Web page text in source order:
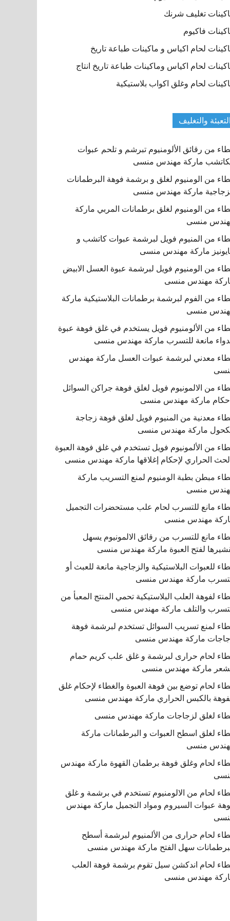
تغليف شرنك
فاكيوم
لحام اكياس و ماكينات طباعة تاريخ
لحام اكياس وماكينات طباعة تاريخ انتاج
لحام وغلق اكواب بلاستيكية
التعبئة والتغليف
من رقائق الألومنيوم تبرشم و تلحم عبوات
ماركة مهندس منسى
من الومنيوم لغلق و برشمة فوهة البرطمانات
ماركة مهندس منسى
من الومنيوم لغلق برطمانات المربي ماركة
منسى
من المنيوم فويل لبرشمة عبوات كاتشب و
ماركة مهندس منسى
من الومنيوم فويل لبرشمة عبوة العسل الابيض
مهندس منسى
من الفوم لبرشمة برطمانات البلاستيكية ماركة
منسى
من الألومنيوم فويل يستخدم في غلق فوهة عبوة
مانعة للتسرب ماركة مهندس منسى
معدني لبرشمة عبوات العسل ماركة مهندس
من الالمونيوم فويل لغلق فوهة جراكن السوائل
ماركة مهندس منسى
معدنية من المنيوم فويل لغلق فوهة زجاجة
ماركة مهندس منسى
من الألمونيوم فويل تستخدم في غلق فوهة العبوة
الحراري لإحكام إغلاقها ماركة مهندس منسى
مبطن بطبة الومنيوم لمنع التسريب ماركة
منسى
مانع للتسرب لحام علب مستحضرات التجميل
مهندس منسى
مانع للتسرب من رقائق الالمونيوم يسهل
لفتح العبوة ماركة مهندس منسى
للعبوات البلاستيكية والزجاجية مانعة للعبث أو
ماركة مهندس منسى
لفوهة العلب البلاستيكية تحمي المنتج المعبأ من
والتلف ماركة مهندس منسى
لمنع تسريب السوائل تستخدم لبرشمة فوهة
ماركة مهندس منسى
لحام حرارى لبرشمة و غلق علب كريم حمام
ماركة مهندس منسى
لحام توضع بين فوهة العبوة والغطاء لإحكام غلق
بالكبس الحراري ماركة مهندس منسى
لغلق لزجاجات ماركة مهندس منسى
لغلق اسطح العبوات و البرطمانات ماركة
منسى
لحام وغلق فوهة برطمان القهوة ماركة مهندس
لحام من الالومنيوم تستخدم في برشمة و غلق
عبوات السيروم ومواد التجميل ماركة مهندس
لحام حرارى من الألمنيوم لبرشمة أسطح
سهل الفتح ماركة مهندس منسى
لحام اندكشن سيل تقوم برشمة فوهة العلب
مهندس منسى